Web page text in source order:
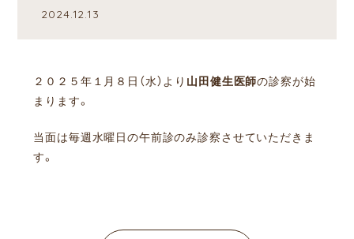
2024.12.13
２０２５年１月８日（水）より 山田健生医師の診察が始
まります。
当面は毎週水曜日の午前診のみ診察させていただきま
す。